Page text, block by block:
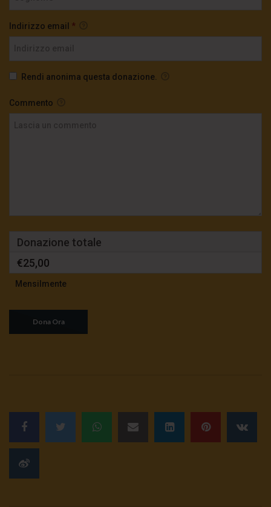
Indirizzo email *
Rendi anonima questa donazione.
Commento
Donazione totale
€25,00
Mensilmente